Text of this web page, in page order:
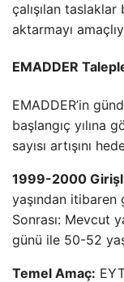
çalışılan
aktarmayı
EMADDER
EMADDER’in
başlangıç yılına
sayısı artışını
1999-2000
yaşından
Sonrası: Mevcut
günü ile 50-52
Temel Amaç: